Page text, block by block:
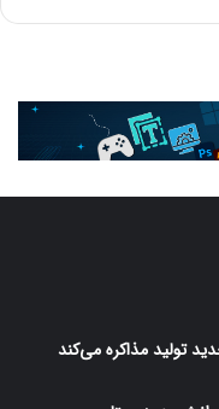
تولید مذاکره می‌کند